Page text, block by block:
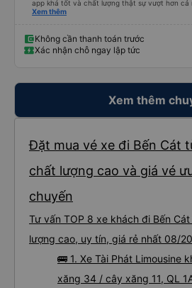
app khá tốt và chất lượng thật sự vượt hơn cả
giường đôi và vừa đủ cho 2 người. Nhân viên
trung chuyển và lên xe lớn thì luôn hỗ trợ
có cả bánh và sữa miễn phí cho khách còn
mền, gối và đặc biệt là có gối ôm. Nchung là
Xem thêm
Không cần thanh toán trước
Xác nhận chỗ ngay lập tức
Xem thêm
Đặt mua vé xe đi Bến Cát
chất lượng cao và giá vé
chuyến
Tư vấn TOP 8 xe khách đi Bến
lượng cao, uy tín, giá rẻ nhất 08/
🚌 1. Xe Tài Phát Limousine
xăng 34 / cây xăng 11, QL